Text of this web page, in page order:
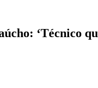
‘Técnico